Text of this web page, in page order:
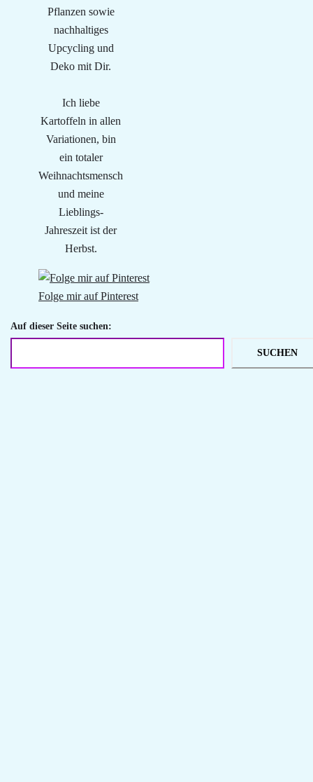
Pflanzen sowie
nachhaltiges
Upcycling und
Deko mit Dir.
Ich liebe
Kartoffeln in allen
Variationen, bin
ein totaler
Weihnachtsmensch
und meine
Lieblings-
Jahreszeit ist der
Herbst.
Folge mir auf Pinterest
Auf dieser Seite suchen:
SUCHEN